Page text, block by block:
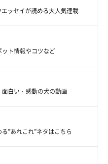
な話題となっていたようで
に息を吹き返して以降ト
leZo1ELMmC
ッセイが読める大人気連載
ト情報やコツなど
白い・感動の犬の動画
”あれこれ”ネタはこちら